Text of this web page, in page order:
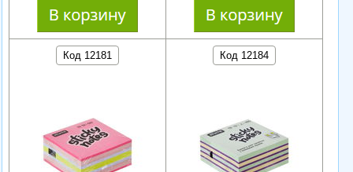
Код 12181 Код 12184